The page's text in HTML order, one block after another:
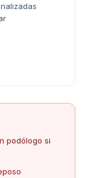
podólogo si